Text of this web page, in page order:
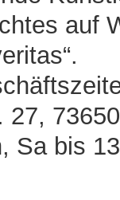
auf
27,
Sa bis